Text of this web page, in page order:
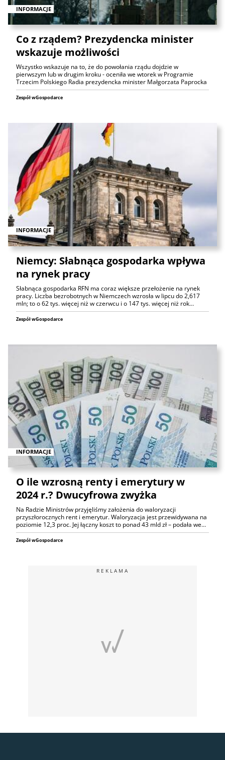
INFORMACJE
Co z rządem? Prezydencka minister
wskazuje możliwości
Wszystko wskazuje na to, że do powołania rządu dojdzie w
pierwszym lub w drugim kroku - oceniła we wtorek w Programie
Trzecim Polskiego Radia prezydencka minister Małgorzata Paprocka
Zespół wGospodarce
INFORMACJE
Niemcy: Słabnąca gospodarka wpływa
na rynek pracy
Słabnąca gospodarka RFN ma coraz większe przełożenie na rynek
pracy. Liczba bezrobotnych w Niemczech wzrosła w lipcu do 2,617
mln; to o 62 tys. więcej niż w czerwcu i o 147 tys. więcej niż rok…
Zespół wGospodarce
INFORMACJE
O ile wzrosną renty i emerytury w
2024 r.? Dwucyfrowa zwyżka
Na Radzie Ministrów przyjęliśmy założenia do waloryzacji
przyszłorocznych rent i emerytur. Waloryzacja jest przewidywana na
poziomie 12,3 proc. Jej łączny koszt to ponad 43 mld zł – podała we…
Zespół wGospodarce
REKLAMA